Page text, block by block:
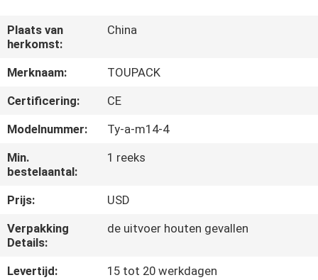
ONS
RONDLEIDING
DOOR
DE
FABRIEK
KWALITEITSCONTROLE
NEEM
CONTACT
Plaats van
herkomst:
China
Merknaam:
TOUPACK
Certificering:
CE
Modelnummer:
Ty-a-m14-4
Min.
bestelaantal:
1 reeks
Prijs:
USD
Verpakking
Details:
de uitvoer houten gevallen
Levertijd:
15 tot 20 werkdagen